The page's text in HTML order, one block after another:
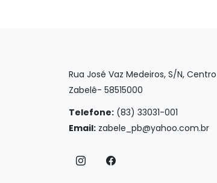
Rua José Vaz Medeiros, S/N, Centro
Zabelê- 58515000
Telefone: (83) 33031-001
Email: zabele_pb@yahoo.com.br